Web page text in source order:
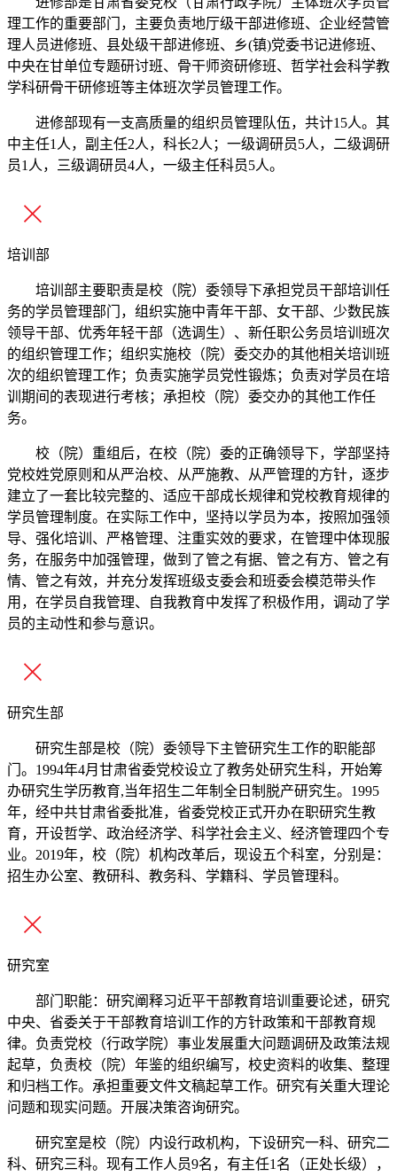
理工作的重要部门，主要负责地厅级干部进修班、企业经营管
理人员进修班、县处级干部进修班、乡(镇)党委书记进修班、
中央在甘单位专题研讨班、骨干师资研修班、哲学社会科学教
学科研骨干研修班等主体班次学员管理工作。
进修部现有一支高质量的组织员管理队伍，共计15人。其
中主任1人，副主任2人，科长2人；一级调研员5人，二级调研
员1人，三级调研员4人，一级主任科员5人。
培训部
培训部主要职责是校（院）委领导下承担党员干部培训任
务的学员管理部门，组织实施中青年干部、女干部、少数民族
领导干部、优秀年轻干部（选调生）、新任职公务员培训班次
的组织管理工作；组织实施校（院）委交办的其他相关培训班
次的组织管理工作；负责实施学员党性锻炼；负责对学员在培
训期间的表现进行考核；承担校（院）委交办的其他工作任
务。
校（院）重组后，在校（院）委的正确领导下，学部坚持
党校姓党原则和从严治校、从严施教、从严管理的方针，逐步
建立了一套比较完整的、适应干部成长规律和党校教育规律的
学员管理制度。在实际工作中，坚持以学员为本，按照加强领
导、强化培训、严格管理、注重实效的要求，在管理中体现服
务，在服务中加强管理，做到了管之有据、管之有方、管之有
情、管之有效，并充分发挥班级支委会和班委会模范带头作
用，在学员自我管理、自我教育中发挥了积极作用，调动了学
员的主动性和参与意识。
研究生部
研究生部是校（院）委领导下主管研究生工作的职能部
门。1994年4月甘肃省委党校设立了教务处研究生科，开始筹
办研究生学历教育,当年招生二年制全日制脱产研究生。1995
年，经中共甘肃省委批准，省委党校正式开办在职研究生教
育，开设哲学、政治经济学、科学社会主义、经济管理四个专
业。2019年，校（院）机构改革后，现设五个科室，分别是：
招生办公室、教研科、教务科、学籍科、学员管理科。
研究室
部门职能：研究阐释习近平干部教育培训重要论述，研究
中央、省委关于干部教育培训工作的方针政策和干部教育规
律。负责党校（行政学院）事业发展重大问题调研及政策法规
起草，负责校（院）年鉴的组织编写，校史资料的收集、整理
和归档工作。承担重要文件文稿起草工作。研究有关重大理论
问题和现实问题。开展决策咨询研究。
研究室是校（院）内设行政机构，下设研究一科、研究二
科、研究三科。现有工作人员9名，有主任1名（正处长级），